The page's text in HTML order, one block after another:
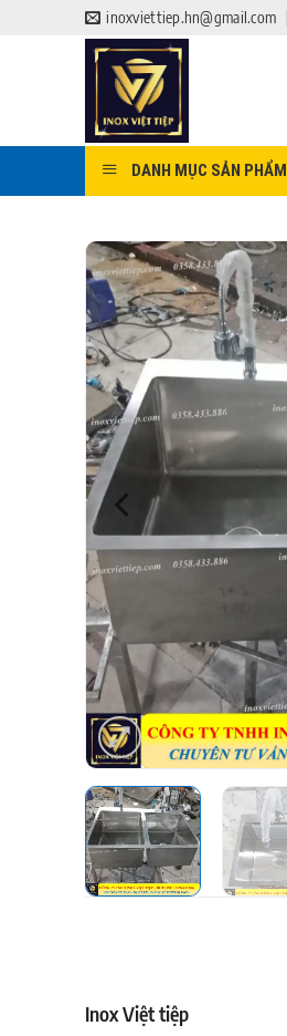
inoxviettiep.hn@gmail.com
DANH MỤC SẢN PHẨM
Inox Việt tiệp